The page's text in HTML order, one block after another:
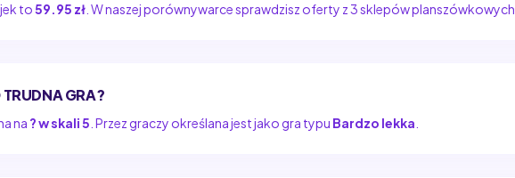
to59.95 zł . W naszej porównywarce sprawdzisz oferty z 3 sklepów planszówkowych.
GRA?
na ? w skali 5 . Przez graczy określana jest jako gra typu Bardzo lekka